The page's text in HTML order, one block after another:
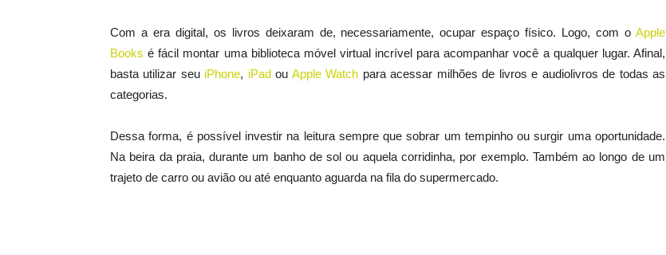
Com a era digital, os livros deixaram de, necessariamente, ocupar espaço físico. Logo, com o Apple
Books é fácil montar uma biblioteca móvel virtual incrível para acompanhar você a qualquer lugar. Afinal,
basta utilizar seu iPhone, iPadou Apple Watch para acessar milhões de livros e audiolivros de todas as
categorias.
Dessa forma, é possível investir na leitura sempre que sobrar um tempinho ou surgir uma oportunidade.
Na beira da praia, durante um banho de sol ou aquela corridinha, por exemplo. Também ao longo de um
trajeto de carro ou avião ou até enquanto aguarda na fila do supermercado.